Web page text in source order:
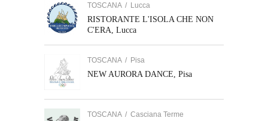
TOSCANA / Lucca
RISTORANTE L'ISOLA CHE NON
C'ERA, Lucca
TOSCANA / Pisa
NEW AURORA DANCE, Pisa
TOSCANA / Casciana Terme